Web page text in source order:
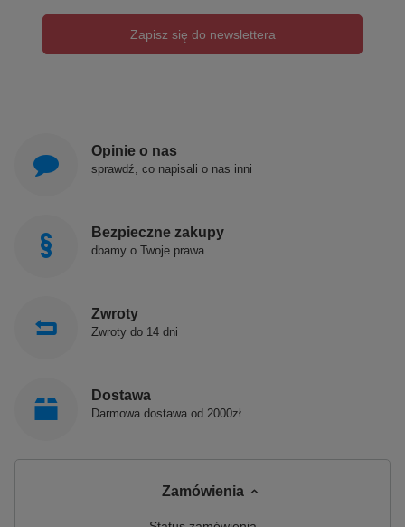
Zapisz się do newslettera
Opinie o nas
sprawdź, co napisali o nas inni
Bezpieczne zakupy
dbamy o Twoje prawa
Zwroty
Zwroty do 14 dni
Dostawa
Darmowa dostawa od 2000zł
Zamówienia